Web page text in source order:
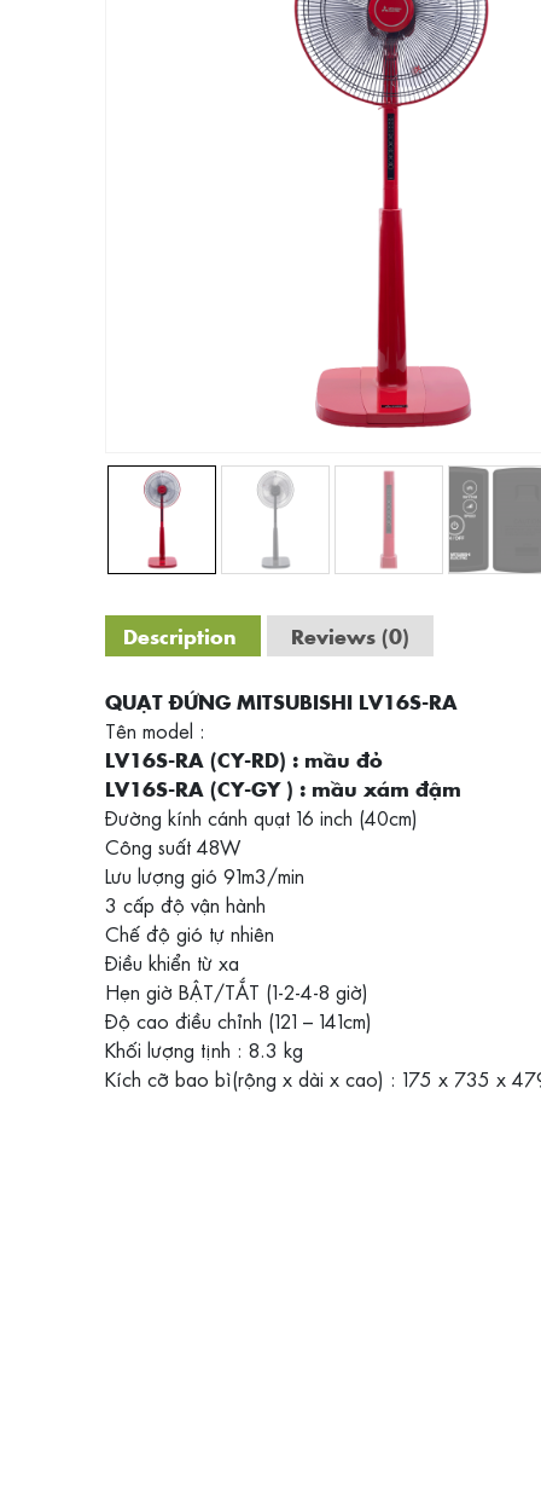
Description Reviews (0)
QUẠT ĐỨNG MITSUBISHI LV16S-RA
Tên model :
LV16S-RA (CY-RD) : mầu đỏ
LV16S-RA (CY-GY ) : mầu xám đậm
Đường kính cánh quạt 16 inch (40cm)
Công suất 48W
Lưu lượng gió 91m3/min
3 cấp độ vận hành
Chế độ gió tự nhiên
Điều khiển từ xa
Hẹn giờ BẬT/TẮT (1-2-4-8 giờ)
Độ cao điều chỉnh (121 – 141cm)
Khối lượng tịnh : 8.3 kg
Kích cỡ bao bì(rộng x dài x cao) : 175 x 735 x